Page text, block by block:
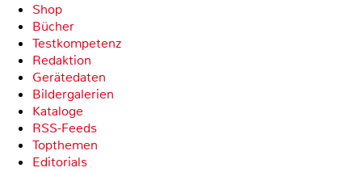
Shop
Bücher
Testkompetenz
Redaktion
Gerätedaten
Bildergalerien
Kataloge
RSS-Feeds
Topthemen
Editorials